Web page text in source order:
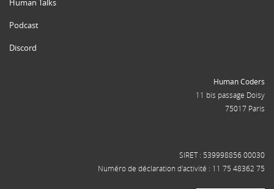
Human Talks
Podcast
Discord
Human Coders
11 bis passage Doisy
75017 Paris
SIRET : 539998856 00030
Numéro de déclaration d'activité : 11 75 48362 75